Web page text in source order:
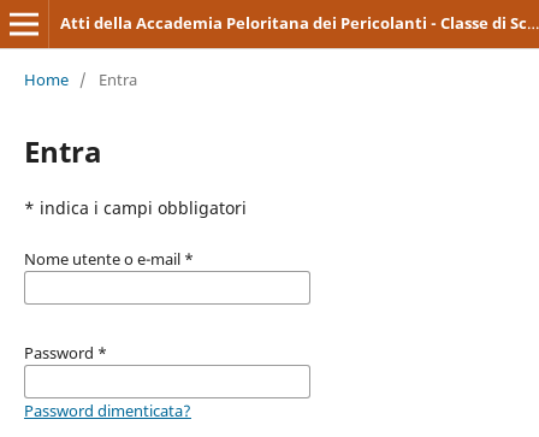
Atti della Accademia Peloritana dei Pericolanti - Classe di Scienze Medico-Biologiche
Home / Entra
Entra
* indica i campi obbligatori
Nome utente o e-mail *
Password *
Password dimenticata?